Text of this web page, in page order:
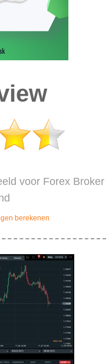
voor Forex Broker
berekenen